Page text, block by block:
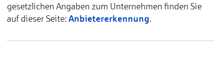
gesetzlichen Angaben zum Unternehmen finden Sie
auf dieser Seite: Anbietererkennung.